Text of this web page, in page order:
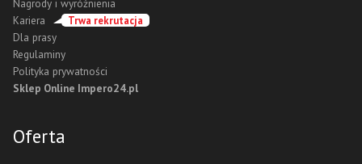
Kariera
Trwa rekrutacja
Dla prasy
Regulaminy
Polityka prywatności
Sklep Online Impero24.pl
Oferta